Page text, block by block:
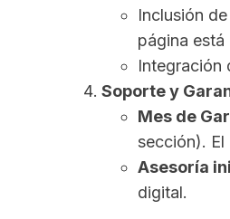
Inclusión de
página
Integración
Soporte y
Mes de
sección). El
Asesoría
digital.